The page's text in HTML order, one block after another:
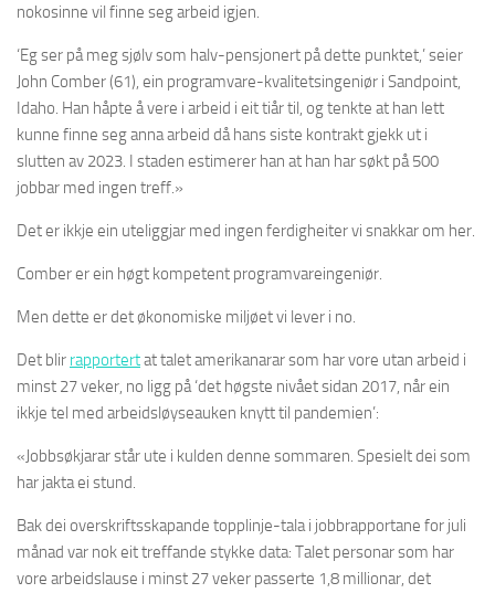
nokosinne vil finne seg arbeid igjen.
‘Eg ser på meg sjølv som halv-pensjonert på dette punktet,’ seier
John Comber (61), ein programvare-kvalitetsingeniør i Sandpoint,
Idaho. Han håpte å vere i arbeid i eit tiår til, og tenkte at han lett
kunne finne seg anna arbeid då hans siste kontrakt gjekk ut i
slutten av 2023. I staden estimerer han at han har søkt på 500
jobbar med ingen treff.»
Det er ikkje ein uteliggjar med ingen ferdigheiter vi snakkar om her.
Comber er ein høgt kompetent programvareingeniør.
Men dette er det økonomiske miljøet vi lever i no.
Det blir rapportertat talet amerikanarar som har vore utan arbeid i
minst 27 veker, no ligg på ‘det høgste nivået sidan 2017, når ein
ikkje tel med arbeidsløyseauken knytt til pandemien’:
«Jobbsøkjarar står ute i kulden denne sommaren. Spesielt dei som
har jakta ei stund.
Bak dei overskriftsskapande topplinje-tala i jobbrapportane for juli
månad var nok eit treffande stykke data: Talet personar som har
vore arbeidslause i minst 27 veker passerte 1,8 millionar, det